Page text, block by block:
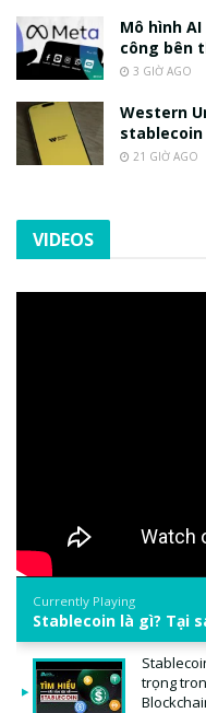
Mô hình
công bên
3 GIỜ AGO
Western
stablecoin
21 GIỜ AGO
VIDEOS
Currently Playing
trọng